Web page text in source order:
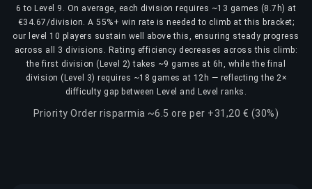
6 to Level 9. On average, each division requires ~13 games (8.7h) at
€34.67/division. A 55%+ win rate is needed to climb at this bracket;
our level 10 players sustain well above this, ensuring steady progress
across all 3 divisions. Rating efficiency decreases across this climb:
the first division (Level 2) takes ~9 games at 6h, while the final
division (Level 3) requires ~18 games at 12h — reflecting the 2×
difficulty gap between Level and Level ranks.
Priority Order risparmia ~6.5 ore per +31,20 € (30%)